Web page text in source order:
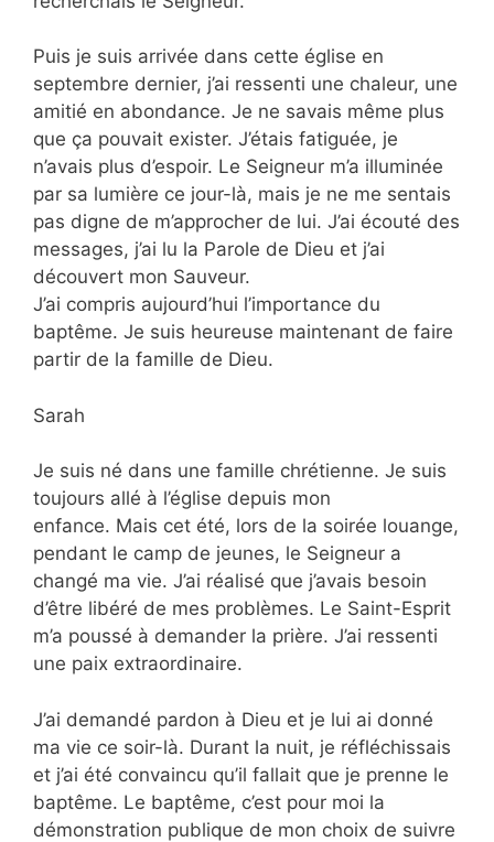
Puis je suis arrivée dans cette église en
septembre dernier, j’ai ressenti une chaleur, une
amitié en abondance. Je ne savais même plus
que ça pouvait exister. J’étais fatiguée, je
n’avais plus d’espoir. Le Seigneur m’a illuminée
par sa lumière ce jour-là, mais je ne me sentais
pas digne de m’approcher de lui. J’ai écouté des
messages, j’ai lu la Parole de Dieu et j’ai
découvert mon Sauveur.
J’ai compris aujourd’hui l’importance du
baptême. Je suis heureuse maintenant de faire
partir de la famille de Dieu.
Sarah
Je suis né dans une famille chrétienne. Je suis
toujours allé à l’église depuis mon
enfance. Mais cet été, lors de la soirée louange,
pendant le camp de jeunes, le Seigneur a
changé ma vie. J’ai réalisé que j’avais besoin
d’être libéré de mes problèmes. Le Saint-Esprit
m’a poussé à demander la prière. J’ai ressenti
une paix extraordinaire.
J’ai demandé pardon à Dieu et je lui ai donné
ma vie ce soir-là. Durant la nuit, je réfléchissais
et j’ai été convaincu qu’il fallait que je prenne le
baptême. Le baptême, c’est pour moi la
démonstration publique de mon choix de suivre